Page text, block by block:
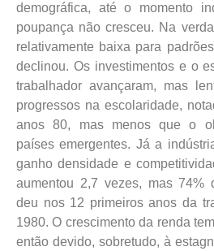
demográfica, até o momento
poupança não cresceu. Na
relativamente baixa para
declinou. Os investimentos e o
trabalhador avançaram, mas
progressos na escolaridade,
anos 80, mas menos que o
países emergentes. Já a
ganho densidade e
aumentou 2,7 vezes, mas 74%
deu nos 12 primeiros anos da
1980. O crescimento da renda
então devido, sobretudo, à